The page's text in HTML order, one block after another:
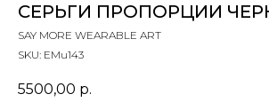
СЕРЬГИ ПРОПОРЦИИ
SAY MORE WEARABLE ART
SKU: EMu143
5500,00 р.